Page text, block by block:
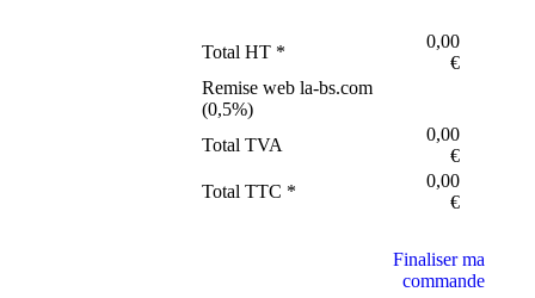
Total HT *
0,00
€
Remise web la-bs.com
(0,5%)
Total TVA
0,00
€
Total TTC *
0,00
€
Finaliser ma
commande